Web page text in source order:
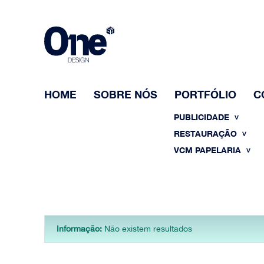
HOME SOBRE NÓS PORTFÓLIO
PUBLICIDADE
RESTAURAÇÃO
VCM PAPELARIA
Informação: Não existem resultados